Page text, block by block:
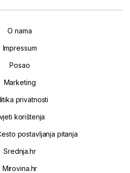
O nama
Impressum
Posao
Marketing
privatnosti
korištenja
postavljanja pitanja
Srednja.hr
Mirovina.hr